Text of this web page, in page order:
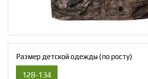
Размер детской одежды (по росту)
128-134